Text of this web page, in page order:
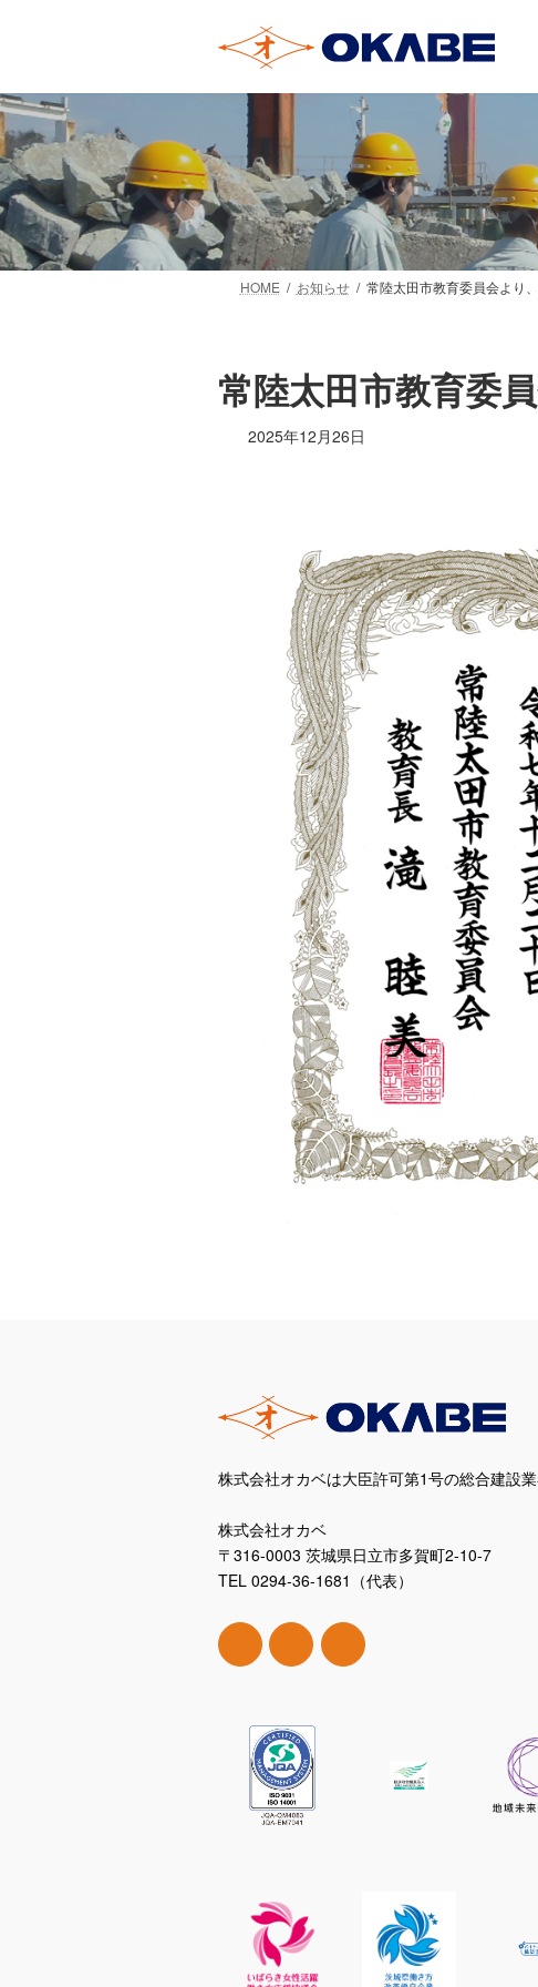
ン
ツ
へ
ス
キ
ッ
プ
ー
シ
ョ
ン
に
移
動
HOME お知らせ 常陸太田市教育委員会より
常陸太田市教育委
2025年12月26日
株式会社オカベは大臣許可第1号の総合建設業
株式会社オカベ
〒316-0003 茨城県日立市多賀町2-10-7
TEL 0294-36-1681（代表）